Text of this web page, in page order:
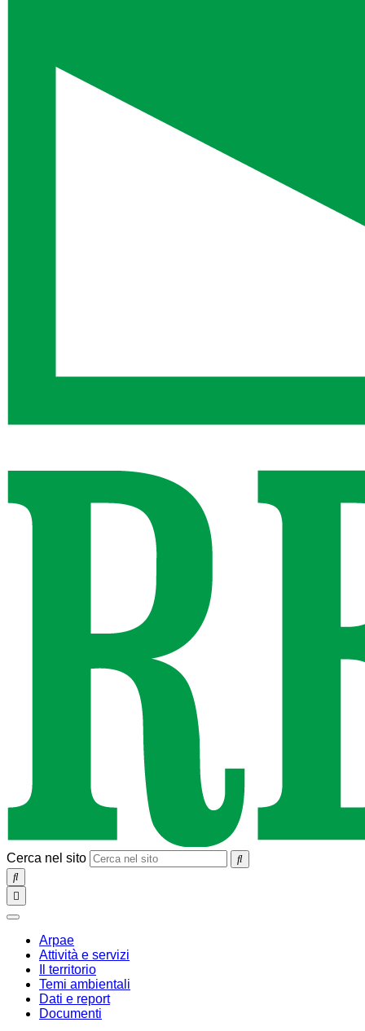
Cerca nel sito
SEARCH
Toggle
navigation
chiudi
Arpae
Attività e servizi
Il territorio
Temi ambientali
Dati e report
Documenti